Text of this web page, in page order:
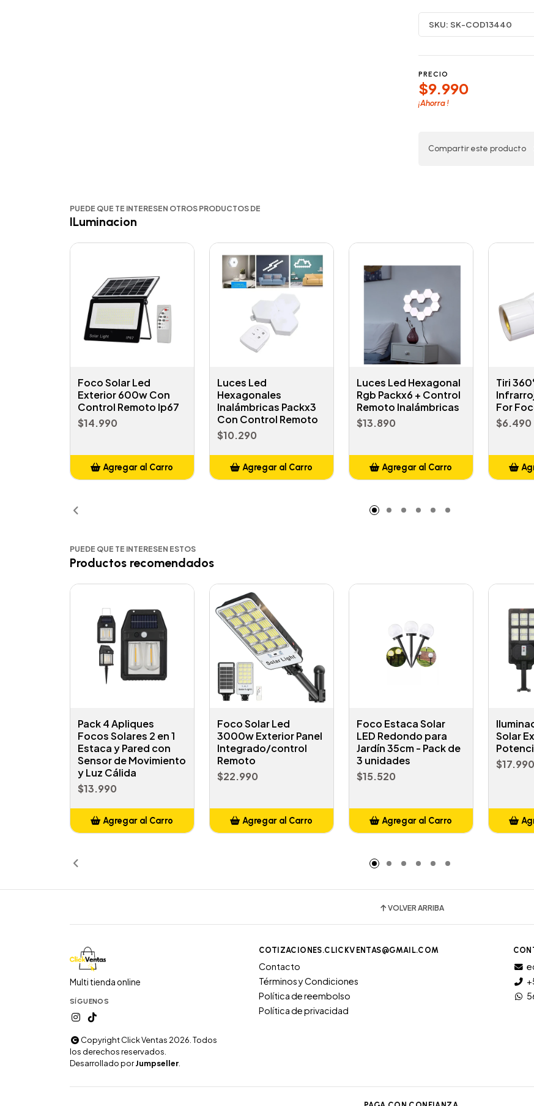
SKU: SK-COD13440
PRECIO
$9.990
¡Ahorra!
Compartir este producto
PUEDE QUE TE INTERESEN OTROS PRODUCTOS DE
ILuminacion
Foco Solar Led
Exterior 600w Con
Control Remoto Ip67
$14.990
Agregar al Carro
Luces Led
Hexagonales
Inalámbricas Packx3
Con Control Remoto
$10.290
Agregar al Carro
Luces Led Hexagonal
Rgb Packx6 + Control
Remoto Inalámbricas
$13.890
Agregar al Carro
Tiri
For
$6.490
PUEDE QUE TE INTERESEN ESTOS
Productos recomendados
Pack 4 Apliques
Focos Solares 2 en 1
Estaca y Pared con
Sensor de Movimiento
y Luz Cálida
$13.990
Agregar al Carro
Foco Solar Led
3000w Exterior Panel
Integrado/control
Remoto
$22.990
Agregar al Carro
Foco Estaca Solar
LED Redondo para
Jardín 35cm - Pack de
3 unidades
$15.520
Agregar al Carro
Solar
$17.990
VOLVER ARRIBA
Multi tienda online
SÍGUENOS
Copyright Click Ventas 2026. Todos
los derechos reservados.
Desarrollado porJumpseller
COTIZACIONES.CLICKVENTAS@GMAIL.COM
Contacto
Términos y Condiciones
Política de reembolso
Política de privacidad